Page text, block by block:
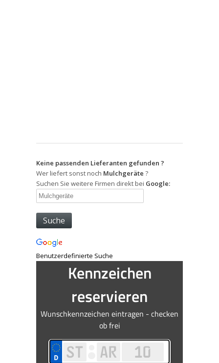
Keine passenden Lieferanten gefunden ?
Wer liefert sonst noch Mulchgeräte ?
Suchen Sie weitere Firmen direkt bei Google:
Benutzerdefinierte Suche